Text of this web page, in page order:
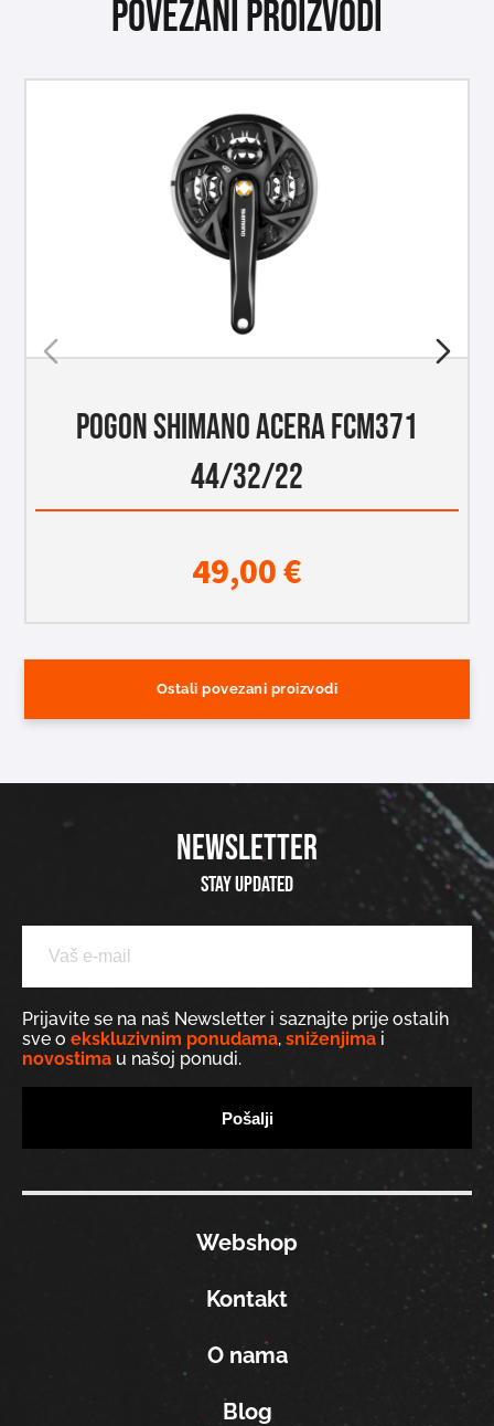
Povezani proizvodi
POGON SHIMANO ACERA FCM371
44/32/22
49,00€
Ostali povezani proizvodi
NEWSLETTER
Stay updated
Prijavite se na naš Newsletter i saznajte prije ostalih
sve o ekskluzivnim ponudama, sniženjima i
novostima u našoj ponudi.
Webshop
Kontakt
O nama
Blog